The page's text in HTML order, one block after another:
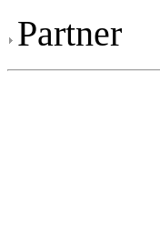
Partner